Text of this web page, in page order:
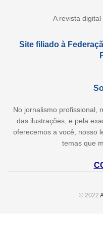
A revista
Site filiado à
No jornalismo profissional,
das ilustrações, e pela
oferecemos a você, nosso
temas que
© 2022